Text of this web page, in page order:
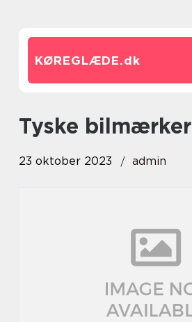
KØREGLÆDE.dk
tyske bilmærker
23 oktober 2023 admin